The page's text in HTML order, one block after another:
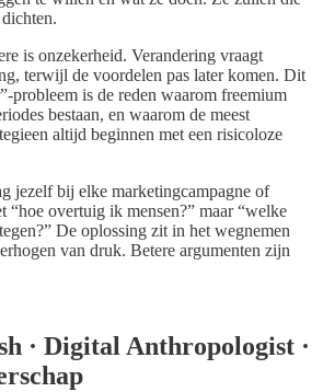
is onzekerheid. Verandering vraagt
terwijl de voordelen pas later komen. Dit
probleem is de reden waarom freemium
bestaan, en waarom de meest
altijd beginnen met een risicoloze
jezelf bij elke marketingcampagne of
“hoe overtuig ik mensen?” maar “welke
De oplossing zit in het wegnemen
van druk. Betere argumenten zijn
· Digital Anthropologist ·